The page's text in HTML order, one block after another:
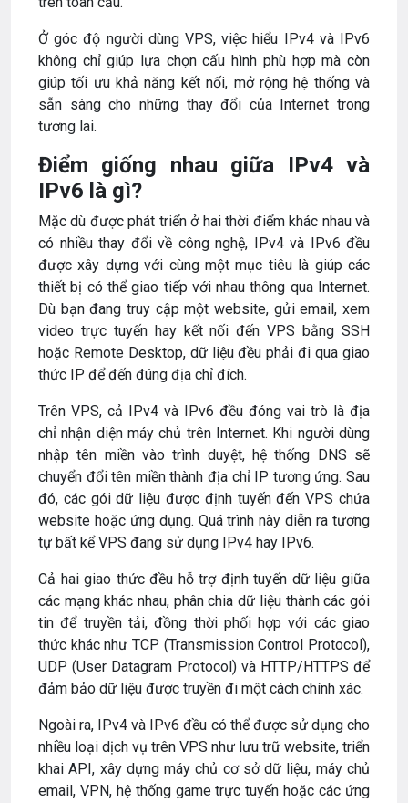
Ở góc độ người dùng VPS, việc hiểu IPv4 và IPv6
không chỉ giúp lựa chọn cấu hình phù hợp mà còn
giúp tối ưu khả năng kết nối, mở rộng hệ thống và
sẵn sàng cho những thay đổi của Internet trong
tương lai.
Điểm giống nhau giữa IPv4 và
IPv6 là gì?
Mặc dù được phát triển ở hai thời điểm khác nhau và
có nhiều thay đổi về công nghệ, IPv4 và IPv6 đều
được xây dựng với cùng một mục tiêu là giúp các
thiết bị có thể giao tiếp với nhau thông qua Internet.
Dù bạn đang truy cập một website, gửi email, xem
video trực tuyến hay kết nối đến VPS bằng SSH
hoặc Remote Desktop, dữ liệu đều phải đi qua giao
thức IP để đến đúng địa chỉ đích.
Trên VPS, cả IPv4 và IPv6 đều đóng vai trò là địa
chỉ nhận diện máy chủ trên Internet. Khi người dùng
nhập tên miền vào trình duyệt, hệ thống DNS sẽ
chuyển đổi tên miền thành địa chỉ IP tương ứng. Sau
đó, các gói dữ liệu được định tuyến đến VPS chứa
website hoặc ứng dụng. Quá trình này diễn ra tương
tự bất kể VPS đang sử dụng IPv4 hay IPv6.
Cả hai giao thức đều hỗ trợ định tuyến dữ liệu giữa
các mạng khác nhau, phân chia dữ liệu thành các gói
tin để truyền tải, đồng thời phối hợp với các giao
thức khác như TCP (Transmission Control Protocol),
UDP (User Datagram Protocol) và HTTP/HTTPS để
đảm bảo dữ liệu được truyền đi một cách chính xác.
Ngoài ra, IPv4 và IPv6 đều có thể được sử dụng cho
nhiều loại dịch vụ trên VPS như lưu trữ website, triển
khai API, xây dựng máy chủ cơ sở dữ liệu, máy chủ
email, VPN, hệ thống game trực tuyến hoặc các ứng